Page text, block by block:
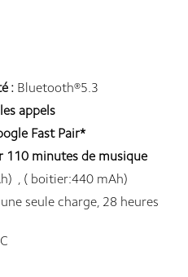
: Bluetooth®5.3
appels
Fast Pair*
110 minutes de musique
, ( boitier:440 mAh)
seule charge, 28 heures